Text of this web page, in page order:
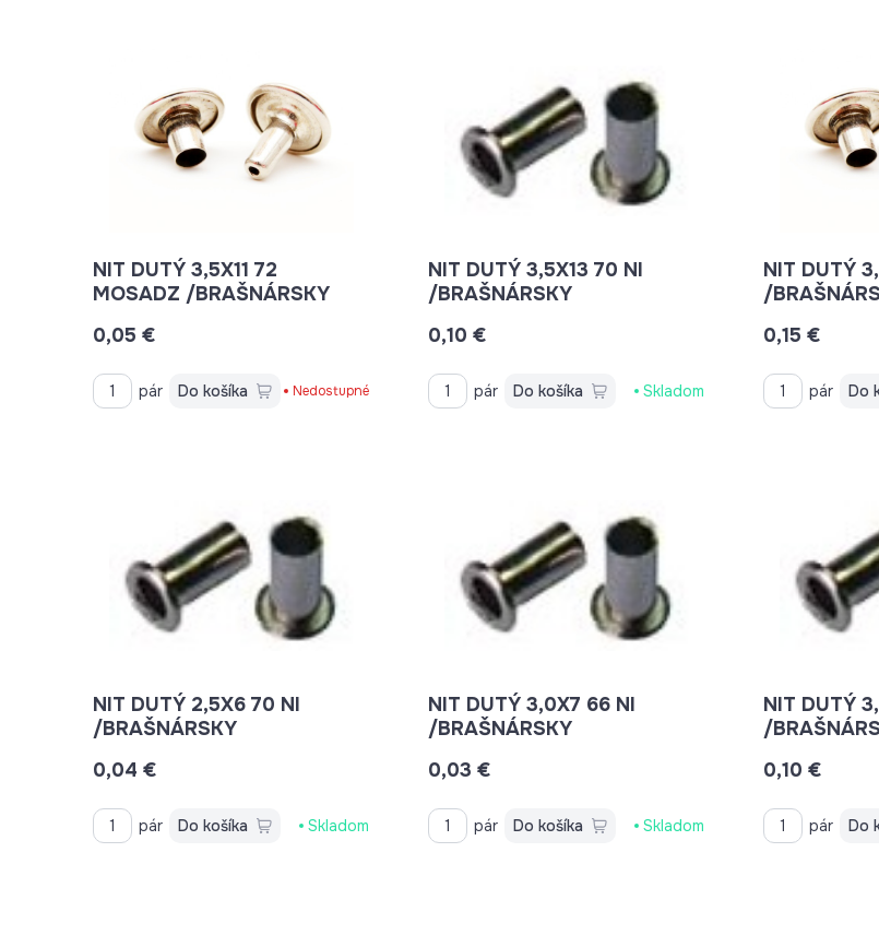
NIT DUTÝ 3,5X11 72
MOSADZ /BRAŠNÁRSKY
0,05 €
pár Do košíka Nedostupné
NIT DUTÝ 3,5X13 70 NI
/BRAŠNÁRSKY
0,10 €
pár Do košíka Skladom
NIT DUTÝ
/
0,15 €
pár Do
NIT DUTÝ 2,5X6 70 NI
/BRAŠNÁRSKY
0,04 €
pár Do košíka Skladom
NIT DUTÝ 3,0X7 66 NI
/BRAŠNÁRSKY
0,03 €
pár Do košíka Skladom
NIT DUTÝ
/
0,10 €
pár Do